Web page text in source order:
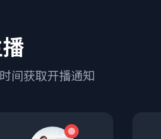
间获取开播通知